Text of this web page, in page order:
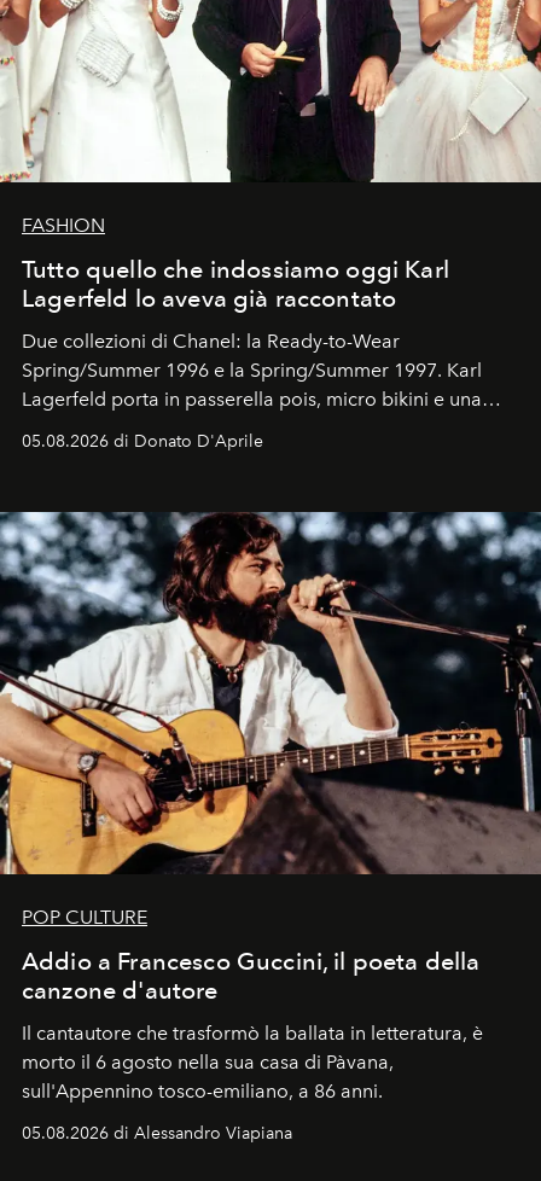
FASHION
Tutto quello che indossiamo oggi Karl
Lagerfeld lo aveva già raccontato
Due collezioni di Chanel: la Ready-to-Wear
Spring/Summer 1996 e la Spring/Summer 1997. Karl
Lagerfeld porta in passerella pois, micro bikini e una
Kate, Claudia e Carla una dietro l'altra. Trent'anni dopo,
uno dei documenti più contemporanei che abbiamo.
05.08.2026 di Donato D'Aprile
POP CULTURE
Addio a Francesco Guccini, il poeta della
canzone d'autore
Il cantautore che trasformò la ballata in letteratura, è
morto il 6 agosto nella sua casa di Pàvana,
sull'Appennino tosco-emiliano, a 86 anni.
05.08.2026 di Alessandro Viapiana